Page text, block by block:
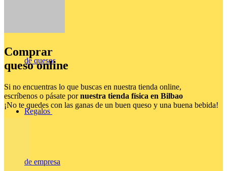
de quesos
Regalos
de empresa
Comprar
queso online
Si no encuentras lo que buscas en nuestra tienda online,
escríbenos o pásate pornuestra tienda física en Bilbao
¡No te quedes con las ganas de un buen queso y una buena bebida!